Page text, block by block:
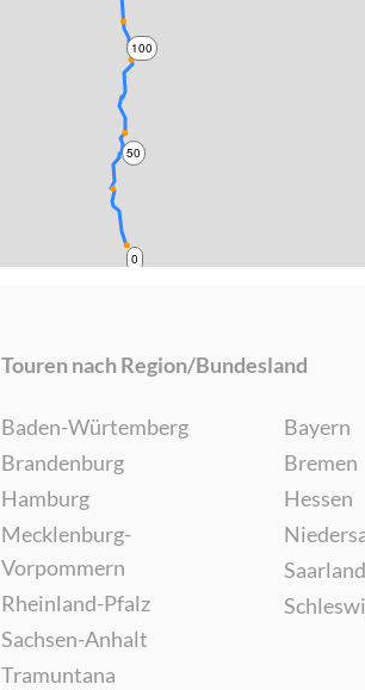
0
50
100
Touren nach Region/Bundesland
Baden-Würtemberg
Brandenburg
Hamburg
Mecklenburg-
Vorpommern
Rheinland-Pfalz
Sachsen-Anhalt
Tramuntana
Bayern
Bremen
Hessen
Saarland